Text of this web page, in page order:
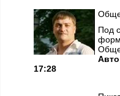
Под
17:28